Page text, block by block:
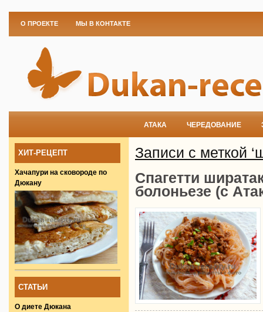
О ПРОЕКТЕ МЫ В КОНТАКТЕ
АТАКА ЧЕРЕДОВАНИЕ
ХИТ-РЕЦЕПТ
Хачапури на сковороде по
Дюкану
СТАТЬИ
О диете Дюкана
Записи с меткой
Спагетти
болоньезе (с